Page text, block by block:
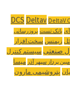
DCS Deltav DeltaV
بانک تست بروزرسانی
زیمنس سخت افزار
صنعتی سیستم کنترل
مبین پرداز سپهر آذر مپسا
پتروشیمی مارون